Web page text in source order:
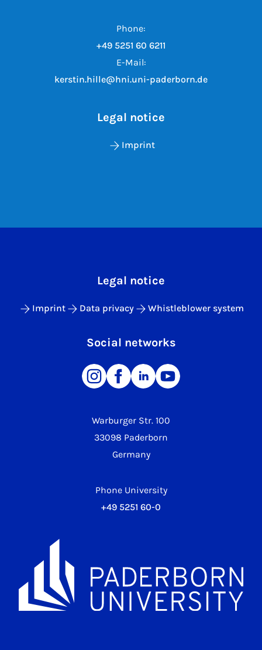
Phone:
+49 5251 60 6211
E-Mail:
kerstin.hille@hni.uni-paderborn.de
Legal notice
Imprint
Warburger Str. 100
33098 Paderborn
Germany
Phone University
+49 5251 60-0
Legal notice
Imprint Data privacy Whistleblower system
Social networks